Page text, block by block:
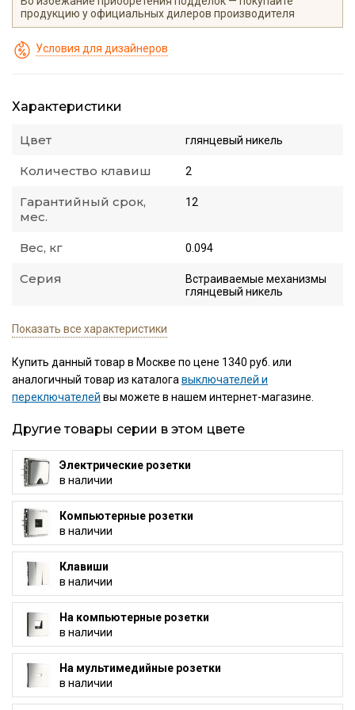
продукцию у официальных дилеров производителя
Условия для дизайнеров
Характеристики
Цвет глянцевый никель
Количество клавиш 2
Гарантийный срок,
мес.
12
Вес, кг 0.094
Серия
Встраиваемые механизмы
глянцевый никель
Показать все характеристики
Купить данный товар в Москве по цене 1340 руб. или
аналогичный товар из каталогавыключателей и
переключателей вы можете в нашем интернет-магазине.
Другие товары серии в этом цвете
Электрические розетки
в наличии
Компьютерные розетки
в наличии
Клавиши
в наличии
На компьютерные розетки
в наличии
На мультимедийные розетки
в наличии